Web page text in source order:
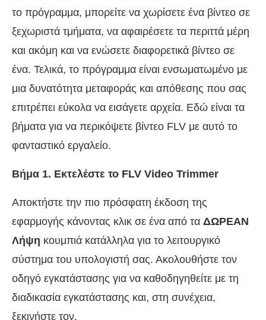
το πρόγραμμα, μπορείτε να χωρίσετε ένα βίντεο σε
ξεχωριστά τμήματα, να αφαιρέσετε τα περιττά μέρη
και ακόμη και να ενώσετε διαφορετικά βίντεο σε
ένα. Τελικά, το πρόγραμμα είναι ενσωματωμένο με
μια δυνατότητα μεταφοράς και απόθεσης που σας
επιτρέπει εύκολα να εισάγετε αρχεία. Εδώ είναι τα
βήματα για να περικόψετε βίντεο FLV με αυτό το
φανταστικό εργαλείο.
Βήμα 1. Εκτελέστε το FLV Video Trimmer
Αποκτήστε την πιο πρόσφατη έκδοση της
εφαρμογής κάνοντας κλικ σε ένα από τα ΔΩΡΕΑΝ
Λήψη κουμπιά κατάλληλα για το λειτουργικό
σύστημα του υπολογιστή σας. Ακολουθήστε τον
οδηγό εγκατάστασης για να καθοδηγηθείτε με τη
διαδικασία εγκατάστασης και, στη συνέχεια,
ξεκινήστε τον.